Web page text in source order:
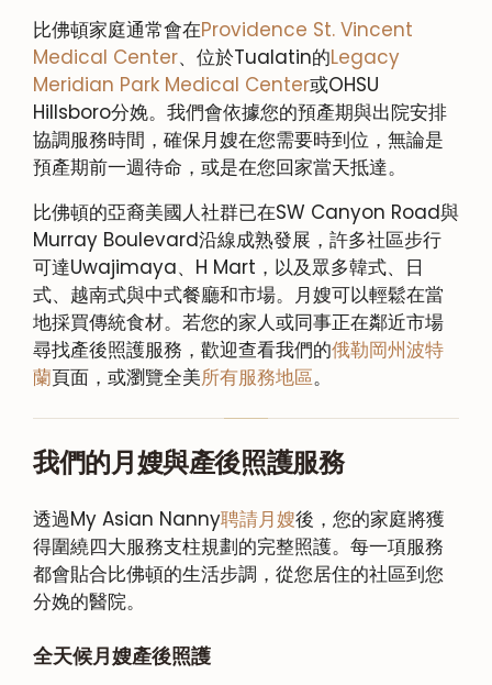
比佛頓家庭通常會在Providence St. Vincent
Medical Center、位於Tualatin的Legacy
Meridian Park Medical Center或OHSU
Hillsboro分娩。我們會依據您的預產期與出院安排
協調服務時間，確保月嫂在您需要時到位，無論是
預產期前一週待命，或是在您回家當天抵達。
比佛頓的亞裔美國人社群已在SW Canyon Road與
Murray Boulevard沿線成熟發展，許多社區步行
可達Uwajimaya、H Mart，以及眾多韓式、日
式、越南式與中式餐廳和市場。月嫂可以輕鬆在當
地採買傳統食材。若您的家人或同事正在鄰近市場
尋找產後照護服務，歡迎查看我們的俄勒岡州波特
蘭頁面，或瀏覽全美所有服務地區。
我們的月嫂與產後照護服務
透過My Asian Nanny聘請月嫂後，您的家庭將獲
得圍繞四大服務支柱規劃的完整照護。每一項服務
都會貼合比佛頓的生活步調，從您居住的社區到您
分娩的醫院。
全天候月嫂產後照護